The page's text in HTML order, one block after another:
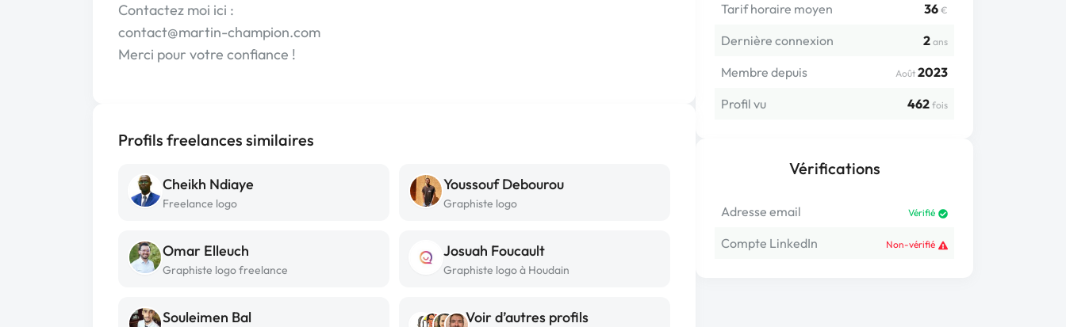
Tarif horaire moyen 36 €
Dernière connexion 2 ans
Membre depuis Août 2023
Profil vu
462 fois
Vérifications
Adresse email Vérifié
Compte LinkedIn Non-vérifié
Contactez moi ici :
contact@martin-champion.com
Merci pour votre confiance !
Profils freelances similaires
Cheikh Ndiaye
Freelance logo
Youssouf Debourou
Graphiste logo
Omar Elleuch
Graphiste logo freelance
Josuah Foucault
Graphiste logo à Houdain
Souleimen Bal Voir d’autres profils